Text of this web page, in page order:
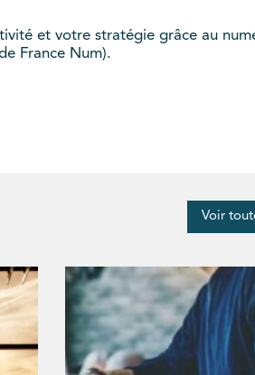
et votre stratégie grâce au
France Num).
Voir